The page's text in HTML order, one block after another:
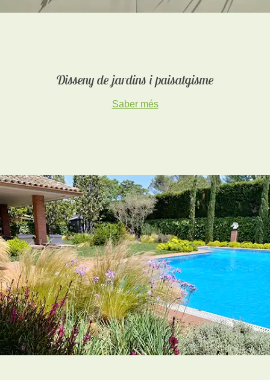
Disseny de jardins i paisatgisme
Saber més